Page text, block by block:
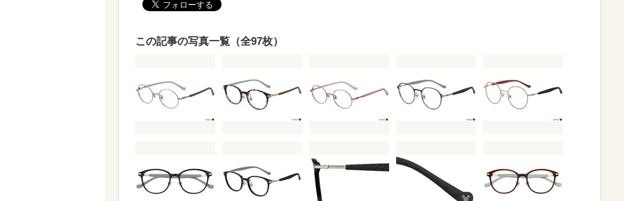
この記事の写真一覧（全97枚）